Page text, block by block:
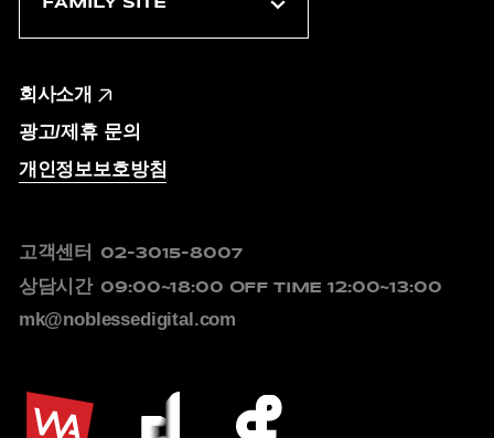
회사소개
광고/제휴 문의
개인정보보호방침
고객센터 02-3015-8007
상담시간 09:00~18:00 OFF TIME 12:00~13:00
mk@noblessedigital.com